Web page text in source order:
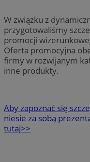
W związku z
przygotowaliśmy
promocji
Oferta promocyjna
firmy w rozwijanym
inne produkty.
Aby zapoznać się
niesie za sobą
tutaj>>